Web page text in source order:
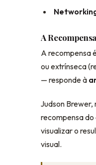
A
A recompensa
ou extrínseca
— responde à
Judson
recompensa do
visualizar o
visual.